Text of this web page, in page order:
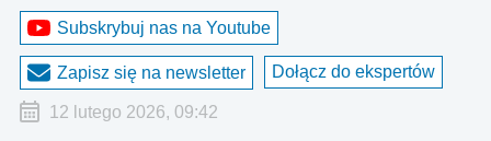
Subskrybuj nas na Youtube
Zapisz się na newsletter Dołącz do ekspertów
12 lutego 2026, 09:42